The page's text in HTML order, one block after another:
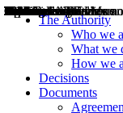
The Authority
Who we
What we
How we
Decisions
Documents
Decisions
Opinions
Public consultations
Hearings
Recommendations
Agreements and
Relazioni annuali
Misure di regolazione
News
Press Releases
Bollettini ART
Convegni ART
President’s interviews
Top articles
President’s speeches
2004
2005
2010
2013
2014
2015
2016
2017
2018
2019
202
2020
2021
2022
2023
2024
2025
2026
Aereo
Marittimo
Terrestre